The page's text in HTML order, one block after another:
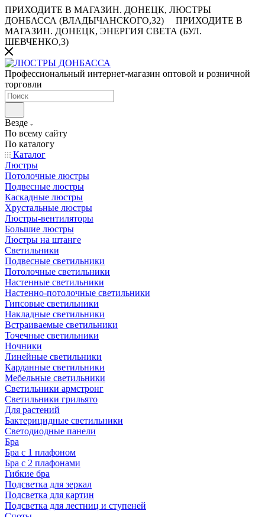
ПРИХОДИТЕ В МАГАЗИН. ДОНЕЦК, ЛЮСТРЫ
ДОНБАССА (ВЛАДЫЧАНСКОГО,32)
ПРИХОДИТЕ В
МАГАЗИН. ДОНЕЦК, ЭНЕРГИЯ СВЕТА (БУЛ.
ШЕВЧЕНКО,3)
Профессиональный интернет-магазин оптовой и розничной
торговли
Везде
По всему сайту
По каталогу
Каталог
Люстры
Потолочные люстры
Подвесные люстры
Каскадные люстры
Хрустальные люстры
Люстры-вентиляторы
Большие люстры
Люстры на штанге
Светильники
Подвесные светильники
Потолочные светильники
Настенные светильники
Настенно-потолочные светильники
Гипсовые светильники
Накладные светильники
Встраиваемые светильники
Точечные светильники
Ночники
Линейные светильники
Карданные светильники
Мебельные светильники
Светильники армстронг
Светильники грильято
Для растений
Бактерицидные светильники
Светодиодные панели
Бра
Бра с 1 плафоном
Бра с 2 плафонами
Гибкие бра
Подсветка для зеркал
Подсветка для картин
Подсветка для лестниц и ступеней